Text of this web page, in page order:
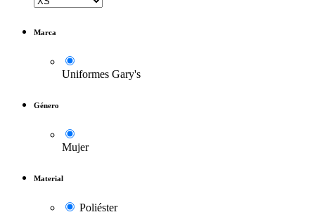
Marca
Uniformes Gary's
Género
Mujer
Material
Poliéster